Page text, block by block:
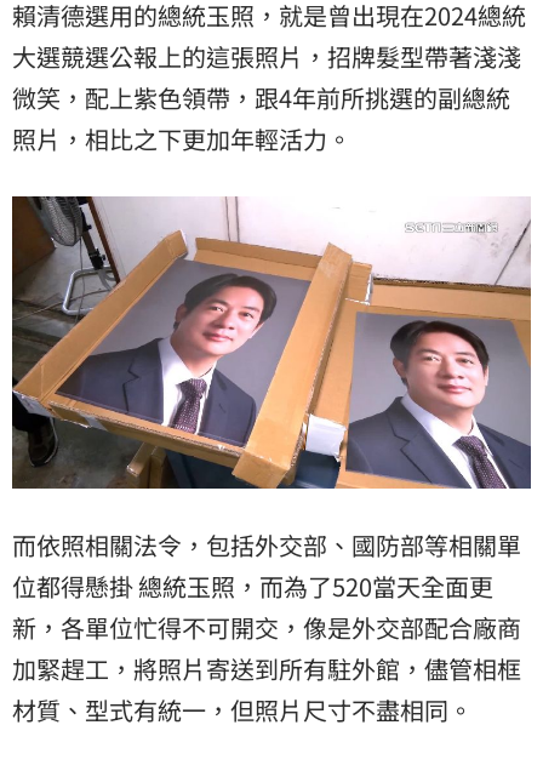
賴清德選用的總統玉照，就是曾出現在2024總統
大選競選公報上的這張照片，招牌髮型帶著淺淺
微笑，配上紫色領帶，跟4年前所挑選的副總統
照片，相比之下更加年輕活力。
而依照相關法令，包括外交部、國防部等相關單
位都得懸掛 總統玉照，而為了520當天全面更
新，各單位忙得不可開交，像是外交部配合廠商
加緊趕工，將照片寄送到所有駐外館，儘管相框
材質、型式有統一，但照片尺寸不盡相同。